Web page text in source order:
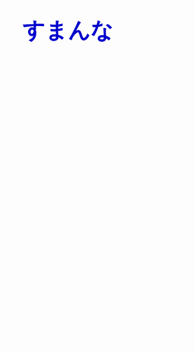
すまんな